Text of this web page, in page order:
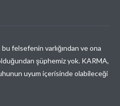
bu felsefenin varlığından ve ona
şüphemiz yok. KARMA,
uyum içerisinde olabileceği